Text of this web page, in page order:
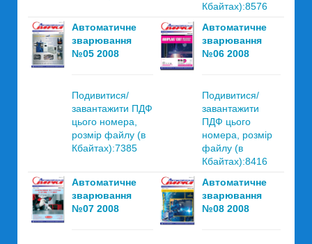
Кбайтах):8576
Автоматичне
зварювання
№05 2008
Подивитися/
завантажити ПДФ
цього номера,
розмір файлу (в
Кбайтах):7385
Автоматичне
зварювання
№06 2008
Подивитися/
завантажити
ПДФ цього
номера, розмір
файлу (в
Кбайтах):8416
Автоматичне
зварювання
№07 2008
Автоматичне
зварювання
№08 2008